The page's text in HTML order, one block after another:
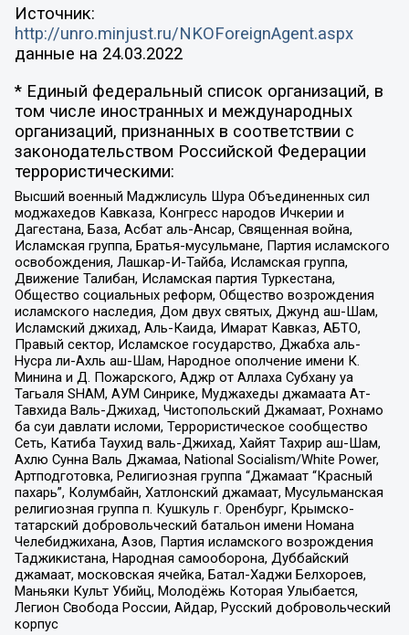
Источник:
http://unro.minjust.ru/NKOForeignAgent.aspx
данные на 24.03.2022
* Единый федеральный список организаций, в
том числе иностранных и международных
организаций, признанных в соответствии с
законодательством Российской Федерации
террористическими:
Высший военный Маджлисуль Шура Объединенных сил
моджахедов Кавказа, Конгресс народов Ичкерии и
Дагестана, База, Асбат аль-Ансар, Священная война,
Исламская группа, Братья-мусульмане, Партия исламского
освобождения, Лашкар-И-Тайба, Исламская группа,
Движение Талибан, Исламская партия Туркестана,
Общество социальных реформ, Общество возрождения
исламского наследия, Дом двух святых, Джунд аш-Шам,
Исламский джихад, Аль-Каида, Имарат Кавказ, АБТО,
Правый сектор, Исламское государство, Джабха аль-
Нусра ли-Ахль аш-Шам, Народное ополчение имени К.
Минина и Д. Пожарского, Аджр от Аллаха Субхану уа
Тагьаля SHAM, АУМ Синрике, Муджахеды джамаата Ат-
Тавхида Валь-Джихад, Чистопольский Джамаат, Рохнамо
ба суи давлати исломи, Террористическое сообщество
Сеть, Катиба Таухид валь-Джихад, Хайят Тахрир аш-Шам,
Ахлю Сунна Валь Джамаа, National Socialism/White Power,
Артподготовка, Религиозная группа “Джамаат “Красный
пахарь”, Колумбайн, Хатлонский джамаат, Мусульманская
религиозная группа п. Кушкуль г. Оренбург, Крымско-
татарский добровольческий батальон имени Номана
Челебиджихана, Азов, Партия исламского возрождения
Таджикистана, Народная самооборона, Дуббайский
джамаат, московская ячейка, Батал-Хаджи Белхороев,
Маньяки Культ Убийц, Молодёжь Которая Улыбается,
Легион Свобода России, Айдар, Русский добровольческий
корпус